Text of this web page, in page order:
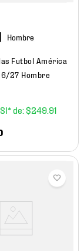
Hombre
Futbol América
27 Hombre
$249 91